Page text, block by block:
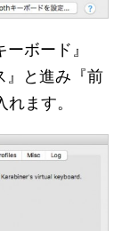
ボード』
と進み『前
ます。